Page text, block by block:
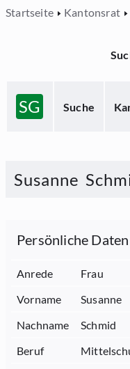
Startseite Kantonsrat
SG Suche
Susanne
Persönliche Daten
Anrede
Frau
Vorname
Susanne
Nachname
Schmid
Beruf